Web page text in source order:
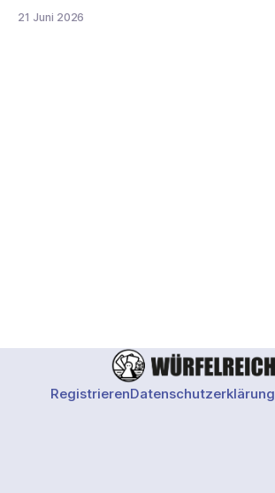
21 Juni 2026
RegistrierenDatenschutzerklärung